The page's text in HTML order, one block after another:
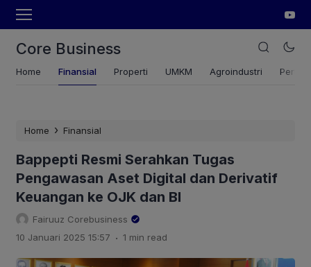
Core Business
Home Finansial Properti UMKM Agroindustri
Home › Finansial
Bappepti Resmi Serahkan Tugas
Pengawasan Aset Digital dan Derivatif
Keuangan ke OJK dan BI
Fairuuz Corebusiness
10 Januari 2025 15:57 . 1 min read